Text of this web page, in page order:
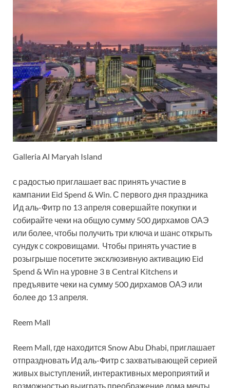
Galleria Al Maryah Island
с радостью приглашает вас принять участие в
кампании Eid Spend & Win. С первого дня праздника
Ид аль-Фитр по 13 апреля совершайте покупки и
собирайте чеки на общую сумму 500 дирхамов ОАЭ
или более, чтобы получить три ключа и шанс открыть
сундук с сокровищами. Чтобы принять участие в
розыгрыше посетите эксклюзивную активацию Eid
Spend & Win на уровне 3 в Central Kitchens и
предъявите чеки на сумму 500 дирхамов ОАЭ или
более до 13 апреля.
Reem Mall
Reem Mall, где находится Snow Abu Dhabi, приглашает
отпраздновать Ид аль-Фитр с захватывающей серией
живых выступлений, интерактивных мероприятий и
возможностью выиграть преображение дома мечты